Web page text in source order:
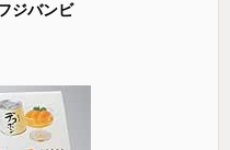
ジバンビ